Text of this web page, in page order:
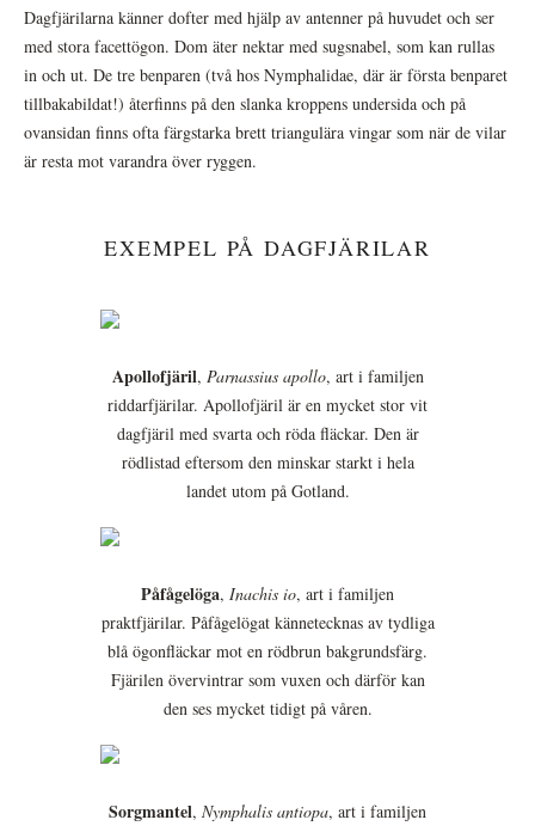
Dagfjärilarna känner dofter med hjälp av antenner på huvudet och ser
med stora facettögon. Dom äter nektar med sugsnabel, som kan rullas
in och ut. De tre benparen (två hos Nymphalidae, där är första benparet
tillbakabildat!) återfinns på den slanka kroppens undersida och på
ovansidan finns ofta färgstarka brett triangulära vingar som när de vilar
är resta mot varandra över ryggen.
EXEMPEL PÅ DAGFJÄRILAR
Apollofjäril, Parnassius apollo, art i familjen
riddarfjärilar. Apollofjäril är en mycket stor vit
dagfjäril med svarta och röda fläckar. Den är
rödlistad eftersom den minskar starkt i hela
landet utom på Gotland.
Påfågelöga, Inachis io, art i familjen
praktfjärilar. Påfågelögat kännetecknas av tydliga
blå ögonfläckar mot en rödbrun bakgrundsfärg.
Fjärilen övervintrar som vuxen och därför kan
den ses mycket tidigt på våren.
Sorgmantel, Nymphalis antiopa, art i familjen